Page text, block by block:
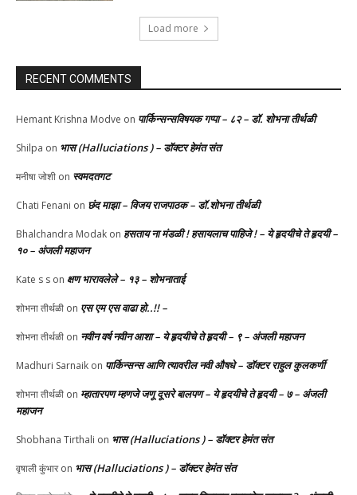
Load more
RECENT COMMENTS
Hemant Krishna Modve on पार्किन्सन्सविषयक गप्पा – ८२ – डॉ. शोभना तीर्थळी
Shilpa on भास (Halluciations ) – डॉक्टर हेमंत संत
मनीषा जोशी on स्वमदतगट
Chati Fenani on छंद माझा – विजय राजपाठक – डॉ.शोभना तीर्थळी
Bhalchandra Modak on हसताय ना मंडळी‌ ! हसायलाच पाहिजे ! – ये हृदयीचे ते हृदयी –
१० – अंजली महाजन
Kate s s on क्षण भारावलेले – १३ – शोभनाताई
शोभना तीर्थळी on एस एम एस वाढा हो..!! –
शोभना तीर्थळी on नवीन वर्ष नवीन आशा – ये हृदयीचे ते हृदयी – ९ – अंजली महाजन
Madhuri Sarnaik on पार्किन्सन्स आणि त्यावरील नवी औषधे – डॉक्टर राहुल कुलकर्णी
शोभना तीर्थळी on म्हातारपण म्हणजे जणू दूसरे बालपण – ये हृदयीचे ते हृदयी – ७ – अंजली
महाजन
Shobhana Tirthali on भास (Halluciations ) – डॉक्टर हेमंत संत
वृषाली कुंभारon भास (Halluciations ) – डॉक्टर हेमंत संत